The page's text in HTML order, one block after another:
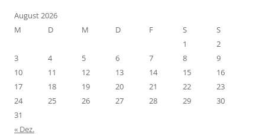
August 2026
M
D M D F S
S
1
2
3
4 5 6 7 8
9
10
11 12 13 14 15
16
17
18 19 20 21 22
23
24
25 26 27 28 29
30
31
« Dez.